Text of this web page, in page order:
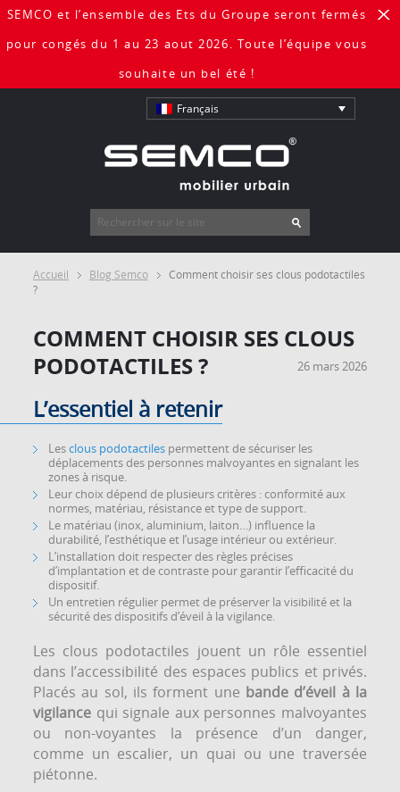
SEMCO et l’ensemble des Ets du Groupe seront fermés
pour congés du 1 au 23 aout 2026. Toute l’équipe vous
souhaite un bel été !
X
Français
Accueil Blog Semco
Comment choisir ses clous podotactiles
?
COMMENT CHOISIR SES CLOUS
PODOTACTILES ?
26 mars 2026
L’essentiel à retenir
Lesclous podotactiles permettent de sécuriser les
déplacements des personnes malvoyantes en signalant les
zones à risque.
Leur choix dépend de plusieurs critères : conformité aux
normes, matériau, résistance et type de support.
Le matériau (inox, aluminium, laiton…) influence la
durabilité, l’esthétique et l’usage intérieur ou extérieur.
L’installation doit respecter des règles précises
d’implantation et de contraste pour garantir l’efficacité du
dispositif.
Un entretien régulier permet de préserver la visibilité et la
sécurité des dispositifs d’éveil à la vigilance.
Les clous podotactiles jouent un rôle essentiel
dans l’accessibilité des espaces publics et privés.
Placés au sol, ils forment une bande d’éveil à la
vigilancequi signale aux personnes malvoyantes
ou non-voyantes la présence d’un danger,
comme un escalier, un quai ou une traversée
piétonne.